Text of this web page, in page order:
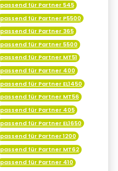
passend für Partner 545
passend für Partner P5500
passend für Partner 365
passend für Partner 5500
passend für Partner MT51
passend für Partner 400
passend für Partner EL1450
passend für Partner MT56
passend für Partner 405
passend für Partner EL1650
passend für Partner 1200
passend für Partner MT62
passend für Partner 410